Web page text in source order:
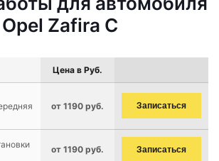
Opel Zafira C
Цена в Руб.
от 1190 руб. Записаться
от 1190 руб. Записаться